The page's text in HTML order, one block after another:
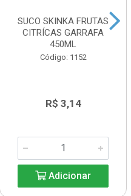
SUCO SKINKA FRUTAS
CITRÍCAS GARRAFA
450ML
Código: 1152
R$ 3,14
Adicionar